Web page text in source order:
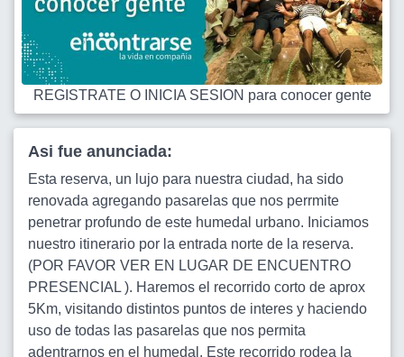
REGISTRATE O INICIA SESION para conocer gente
Asi fue anunciada:
Esta reserva, un lujo para nuestra ciudad, ha sido
renovada agregando pasarelas que nos perrmite
penetrar profundo de este humedal urbano. Iniciamos
nuestro itinerario por la entrada norte de la reserva.
(POR FAVOR VER EN LUGAR DE ENCUENTRO
PRESENCIAL ). Haremos el recorrido corto de aprox
5Km, visitando distintos puntos de interes y haciendo
uso de todas las pasarelas que nos permita
adentrarnos en el humedal. Este recorrido rodea la